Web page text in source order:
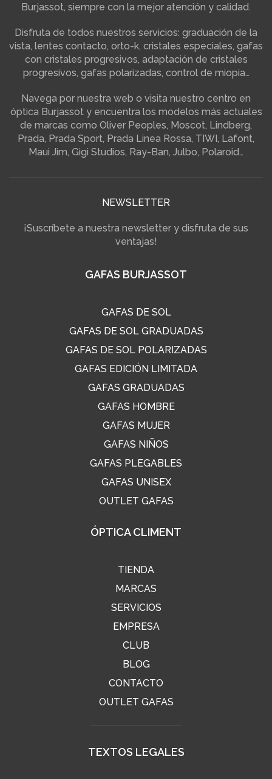
Burjassot, siempre con la mejor atención y calidad.
Disfruta de todos nuestros servicios: graduación de la
vista, lentes contacto, orto-k, cristales especiales, gafas
con cristales progresivos, adaptación de cristales
progresivos, gafas polarizadas, control de miopia…
Navega por nuestra web o visita nuestro centro en
óptica Burjassot y encuentra los modelos más actuales
de marcas como Oliver Peoples, Moscot, Lindberg,
Prada, Prada Sport, Prada Linea Rossa, TIWI, Lafont,
Maui Jim, Gigi Studios, Ray-Ban, Julbo, Polaroid…
NEWSLETTER
¡Suscríbete a nuestra newsletter y disfruta de sus
ventajas!
GAFAS BURJASSOT
GAFAS DE SOL
GAFAS DE SOL GRADUADAS
GAFAS DE SOL POLARIZADAS
GAFAS EDICIÓN LIMITADA
GAFAS GRADUADAS
GAFAS HOMBRE
GAFAS MUJER
GAFAS NIÑOS
GAFAS PLEGABLES
GAFAS UNISEX
OUTLET GAFAS
ÓPTICA CLIMENT
TIENDA
MARCAS
SERVICIOS
EMPRESA
CLUB
BLOG
CONTACTO
OUTLET GAFAS
TEXTOS LEGALES